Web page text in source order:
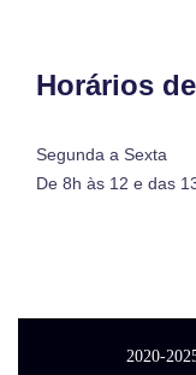
Horários
Segunda a Sexta
De 8h às 12 e das
2020-